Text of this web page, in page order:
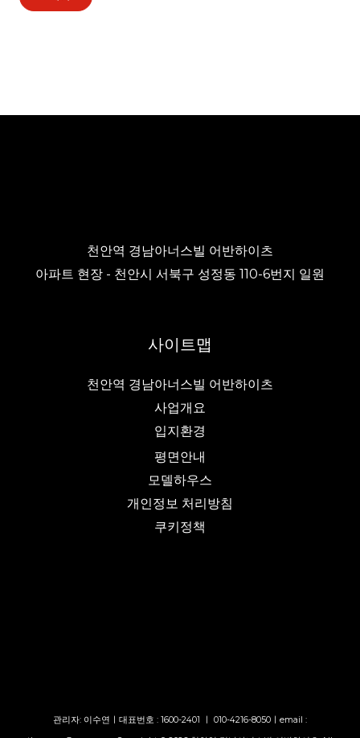
천안역 경남아너스빌 어반하이츠
아파트 현장 - 천안시 서북구 성정동 110-6번지 일원
사이트맵
천안역 경남아너스빌 어반하이츠
사업개요
입지환경
평면안내
모델하우스
개인정보 처리방침
쿠키정책
관리자: 이수연ㅣ대표번호 : 1600-2401 ㅣ 010-4216-8050ㅣemail :